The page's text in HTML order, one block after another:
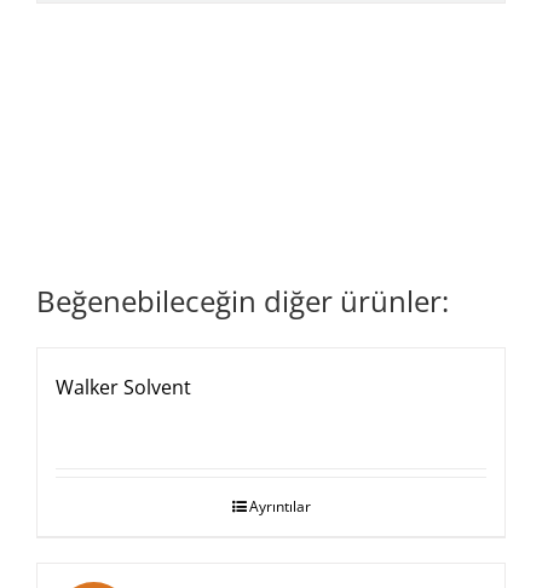
Beğenebileceğin diğer ürünler:
Walker Solvent
Ayrıntılar